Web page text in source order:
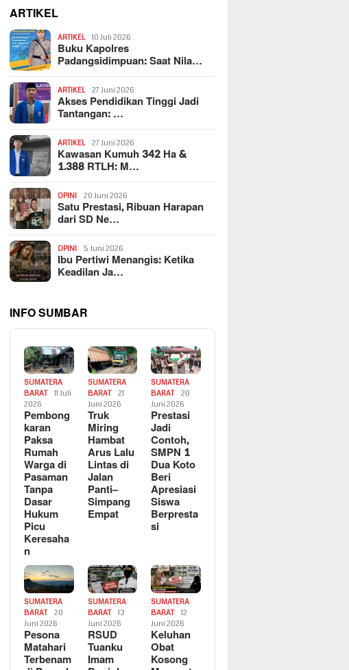
ARTIKEL
ARTIKEL 10 Juli 2026
Buku Kapolres
Padangsidimpuan: Saat Nila…
ARTIKEL 27 Juni 2026
Akses Pendidikan Tinggi Jadi
Tantangan: …
ARTIKEL 27 Juni 2026
Kawasan Kumuh 342 Ha &
1.388 RTLH: M…
OPINI 20 Juni 2026
Satu Prestasi, Ribuan Harapan
dari SD Ne…
OPINI 5 Juni 2026
Ibu Pertiwi Menangis: Ketika
Keadilan Ja…
INFO SUMBAR
SUMATERA
BARAT
11 Juli
2026
Pembong
karan
Paksa
Rumah
Warga di
Pasaman
Tanpa
Dasar
Hukum
Picu
Keresaha
n
SUMATERA
BARAT
21
Juni 2026
Truk
Miring
Hambat
Arus Lalu
Lintas di
Jalan
Panti–
Simpang
Empat
SUMATERA
BARAT
20
Juni 2026
Prestasi
Jadi
Contoh,
SMPN 1
Dua Koto
Beri
Apresiasi
Siswa
Berpresta
si
SUMATERA
BARAT
20
Juni 2026
Pesona
Matahari
Terbenam
SUMATERA
BARAT
13
Juni 2026
RSUD
Tuanku
Imam
SUMATERA
BARAT
12
Juni 2026
Keluhan
Obat
Kosong